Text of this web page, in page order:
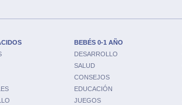
BEBÉS 0-1 AÑO
DESARROLLO
SALUD
CONSEJOS
EDUCACIÓN
JUEGOS